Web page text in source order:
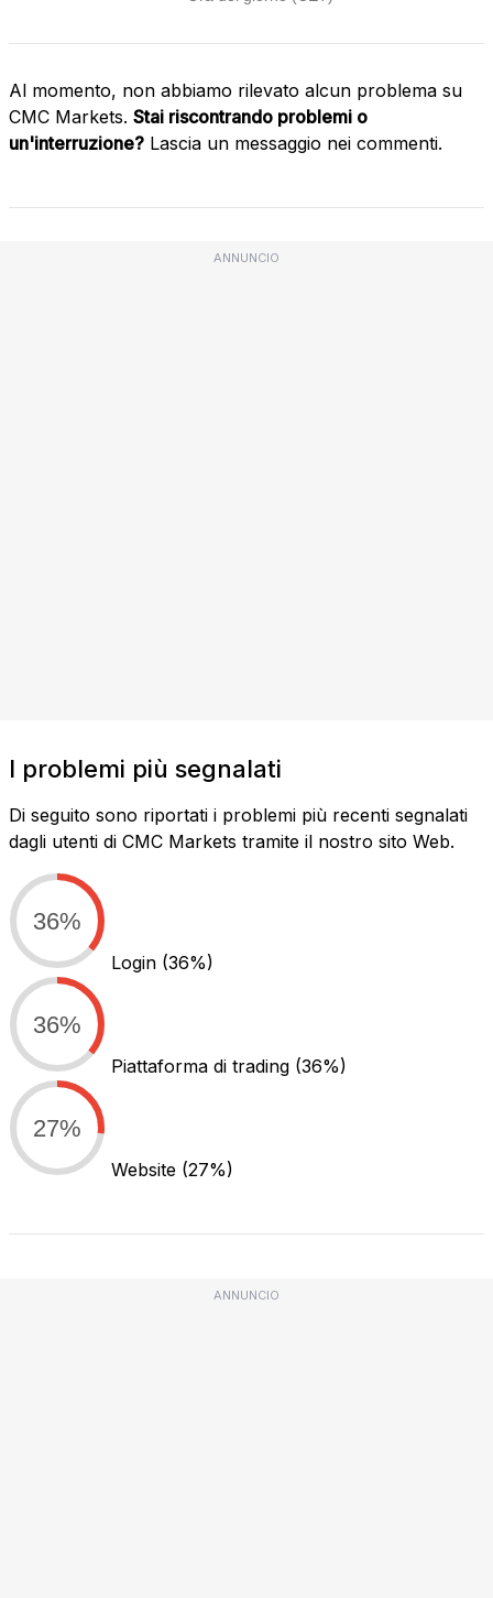
Al momento, non abbiamo rilevato alcun problema su
CMC Markets. Stai riscontrando problemi o
un'interruzione? Lascia un messaggio nei commenti.
ANNUNCIO
I problemi più segnalati
Di seguito sono riportati i problemi più recenti segnalati
dagli utenti di CMC Markets tramite il nostro sito Web.
36%
Login (36%)
36%
Piattaforma di trading (36%)
27%
Website (27%)
ANNUNCIO